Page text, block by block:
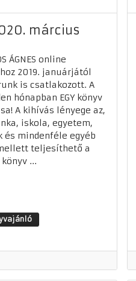
március
ÁGNES online
2019. januárjától
is csatlakozott. A
hónapban EGY könyv
A kihívás lényege az,
iskola, egyetem,
és mindenféle egyéb
teljesíthető a
...